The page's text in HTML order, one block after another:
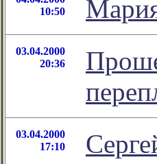
10:50
03.04.2000
20:36
03.04.2000
17:10